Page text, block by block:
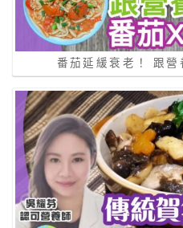
番茄延緩衰老！ 跟